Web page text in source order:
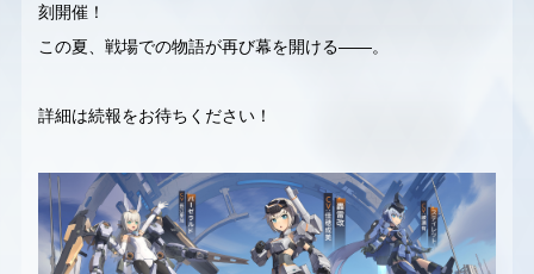
刻開催！
この夏、戦場での物語が再び幕を開ける――。
詳細は続報をお待ちください！